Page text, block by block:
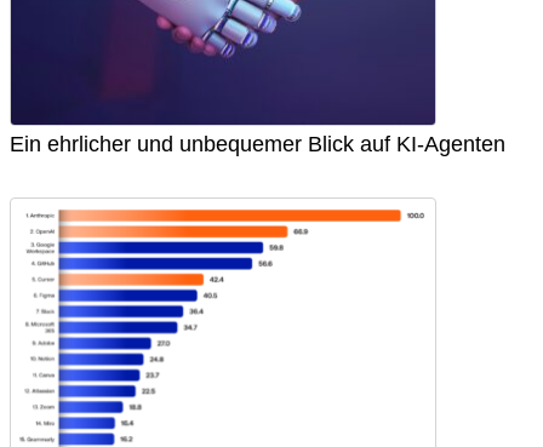
Ein ehrlicher und unbequemer Blick auf KI-Agenten